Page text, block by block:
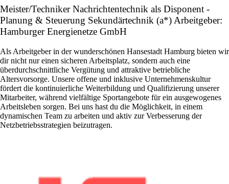
Meister/Techniker Nachrichtentechnik als Disponent -
Planung & Steuerung Sekundärtechnik (a*) Arbeitgeber:
Hamburger Energienetze GmbH
Als Arbeitgeber in der wunderschönen Hansestadt Hamburg bieten wir
dir nicht nur einen sicheren Arbeitsplatz, sondern auch eine
überdurchschnittliche Vergütung und attraktive betriebliche
Altersvorsorge. Unsere offene und inklusive Unternehmenskultur
fördert die kontinuierliche Weiterbildung und Qualifizierung unserer
Mitarbeiter, während vielfältige Sportangebote für ein ausgewogenes
Arbeitsleben sorgen. Bei uns hast du die Möglichkeit, in einem
dynamischen Team zu arbeiten und aktiv zur Verbesserung der
Netzbetriebsstrategien beizutragen.